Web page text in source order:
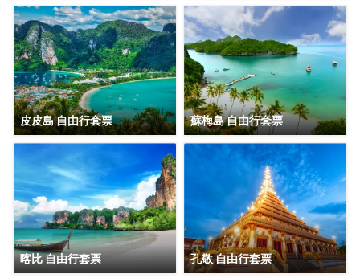
皮皮島 自由行套票 蘇梅島 自由行套票
喀比 自由行套票 孔敬 自由行套票